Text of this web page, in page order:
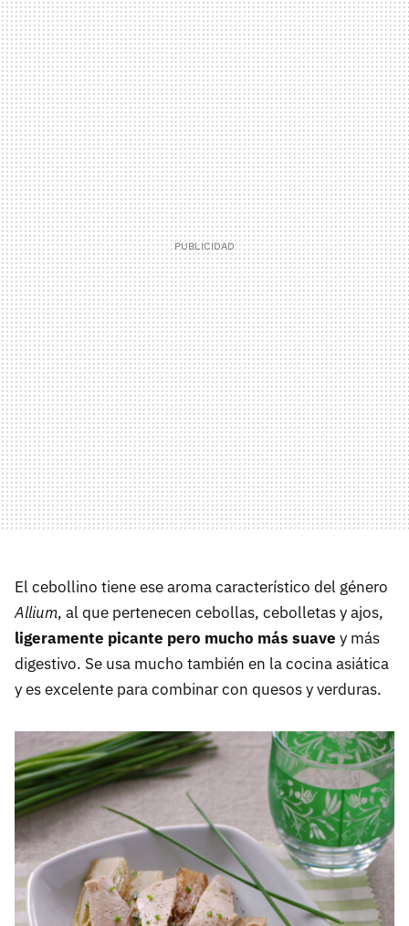
El cebollino tiene ese aroma característico del género
Allium, al que pertenecen cebollas, cebolletas y ajos,
ligeramente picante pero mucho más suave y más
digestivo. Se usa mucho también en la cocina asiática
y es excelente para combinar con quesos y verduras.